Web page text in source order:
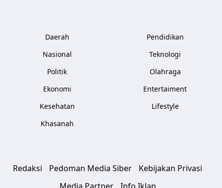
Daerah
Nasional
Politik
Ekonomi
Kesehatan
Khasanah
Pendidikan
Teknologi
Olahraga
Entertaiment
Lifestyle
Redaksi Pedoman Media Siber
Kebijakan Privasi